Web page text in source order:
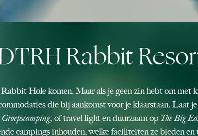
Rabbit
Hole komen. Maar als je geen zin hebt om met
die bij aankomst voor je klaarstaan. Laat
Groepscamping, of travel light en duurzaam op The Big
campings inhouden, welke faciliteiten ze bieden